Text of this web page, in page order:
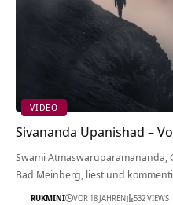
VIDEO
Sivananda Upanishad –
Swami Atmaswaruparamananda,
Bad Meinberg, liest und
RUKMINI VOR 18 JAHREN 532 VIEWS